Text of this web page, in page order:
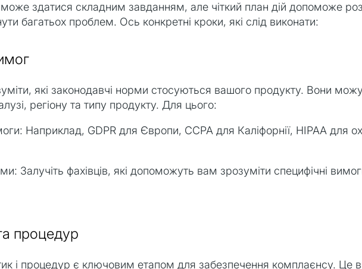
здатися складним завданням, але чіткий план дій допоможе
багатьох проблем. Ось конкретні кроки, які слід виконати:
які законодавчі норми стосуються вашого продукту. Вони
регіону та типу продукту. Для цього:
Наприклад, GDPR для Європи, CCPA для Каліфорнії, HIPAA для
Залучіть фахівців, які допоможуть вам зрозуміти специфічні
процедур
і процедур є ключовим етапом для забезпечення комплаєнсу. Це